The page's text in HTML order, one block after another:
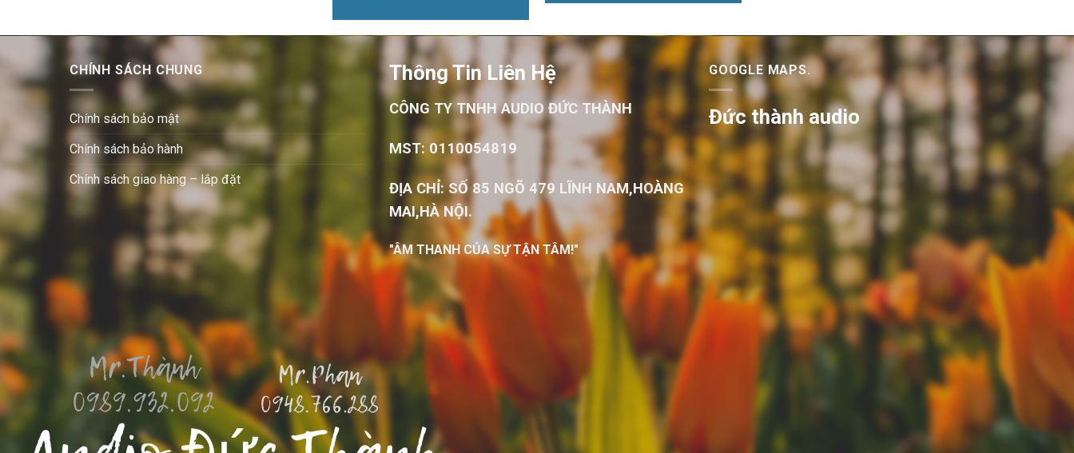
CHÍNH SÁCH CHUNG
Chính sách bảo mật
Chính sách bảo hành
Chính sách giao hàng – lắp đặt
Thông Tin Liên Hệ
CÔNG TY TNHH AUDIO ĐỨC THÀNH
MST: 0110054819
ĐỊA CHỈ: SỐ 85 NGÕ 479 LĨNH NAM,HOÀNG
MAI,HÀ NỘI.
"ÂM THANH CỦA SỰ TẬN TÂM!"
GOOGLE MAPS.
Đức thành audio